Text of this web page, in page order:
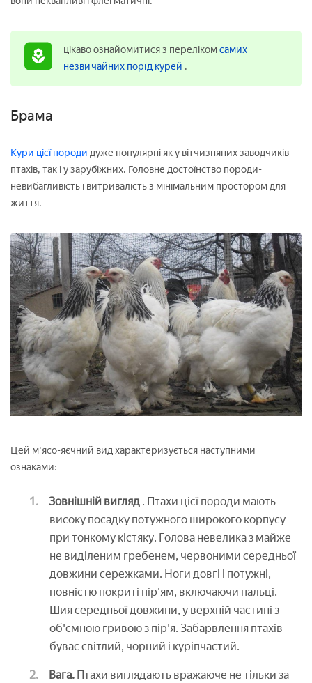
цікаво ознайомитися з перелікомсамих
незвичайних порід курей .
Брама
Кури цієї породи дуже популярні як у вітчизняних заводчиків
птахів, так і у зарубіжних. Головне достоїнство породи-
невибагливість і витривалість з мінімальним простором для
життя.
Цей м'ясо-яєчний вид характеризується наступними
ознаками:
Зовнішній вигляд . Птахи цієї породи мають
високу посадку потужного широкого корпусу
при тонкому кістяку. Голова невелика з майже
не виділеним гребенем, червоними середньої
довжини сережками. Ноги довгі і потужні,
повністю покриті пір'ям, включаючи пальці.
Шия середньої довжини, у верхній частині з
об'ємною гривою з пір'я. Забарвлення птахів
буває світлий, чорний і куріпчастий.
Вага. Птахи виглядають вражаюче не тільки за